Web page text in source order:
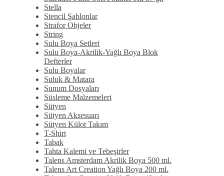
Stella
Stencil Şablonlar
Strafor Objeler
String
Sulu Boya Setleri
Sulu Boya-Akrilik-Yağlı Boya Blok
Defterler
Sulu Boyalar
Suluk & Matara
Sunum Dosyaları
Süsleme Malzemeleri
Sütyen
Sütyen Aksesuarı
Sütyen Külot Takım
T-Shirt
Tabak
Tahta Kalemi ve Tebeşirler
Talens Amsterdam Akrilik Boya 500 ml.
Talens Art Creation Yağlı Boya 200 ml.